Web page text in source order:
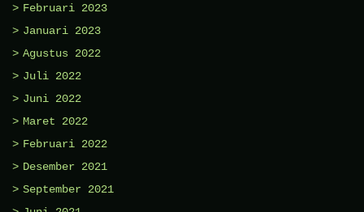
Februari 2023
Januari 2023
Agustus 2022
Juli 2022
Juni 2022
Maret 2022
Februari 2022
Desember 2021
September 2021